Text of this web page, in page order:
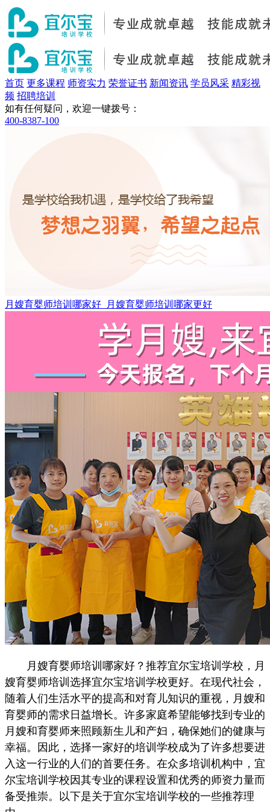
首页 更多课程 师资实力 荣誉证书 新闻资讯 学员风采 精彩视
频 招聘培训
如有任何疑问，欢迎一键拨号：
400-8387-100
月嫂育婴师培训哪家好_月嫂育婴师培训哪家更好
月嫂育婴师培训哪家好？推荐宜尔宝培训学校，月
嫂育婴师培训选择宜尔宝培训学校更好。在现代社会，
随着人们生活水平的提高和对育儿知识的重视，月嫂和
育婴师的需求日益增长。许多家庭希望能够找到专业的
月嫂和育婴师来照顾新生儿和产妇，确保她们的健康与
幸福。因此，选择一家好的培训学校成为了许多想要进
入这一行业的人们的首要任务。在众多培训机构中，宜
尔宝培训学校因其专业的课程设置和优秀的师资力量而
备受推崇。以下是关于宜尔宝培训学校的一些推荐理